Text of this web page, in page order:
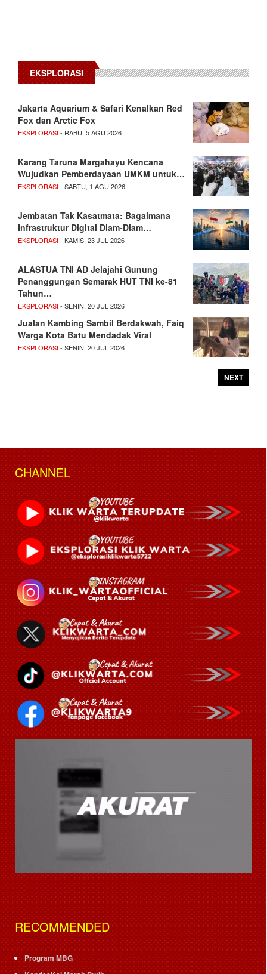
EKSPLORASI
Jakarta Aquarium & Safari Kenalkan Red
Fox dan Arctic Fox
EKSPLORASI- RABU, 5 AGU 2026
Karang Taruna Margahayu Kencana
Wujudkan Pemberdayaan UMKM untuk…
EKSPLORASI- SABTU, 1 AGU 2026
Jembatan Tak Kasatmata: Bagaimana
Infrastruktur Digital Diam-Diam…
EKSPLORASI- KAMIS, 23 JUL 2026
ALASTUA TNI AD Jelajahi Gunung
Penanggungan Semarak HUT TNI ke-81
Tahun…
EKSPLORASI- SENIN, 20 JUL 2026
Jualan Kambing Sambil Berdakwah, Faiq
Warga Kota Batu Mendadak Viral
EKSPLORASI- SENIN, 20 JUL 2026
NEXT
CHANNEL
RECOMMENDED
Program MBG